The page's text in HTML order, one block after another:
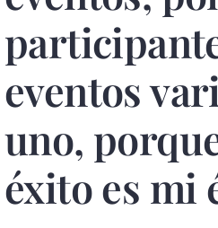
eventos
uno,
éxito es mi